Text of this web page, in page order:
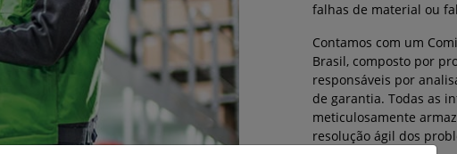
falhas de material ou
Contamos com um
Brasil, composto por
responsáveis por
de garantia. Todas as
meticulosamente
resolução ágil dos